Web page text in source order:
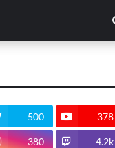
500 378
380 4.2k